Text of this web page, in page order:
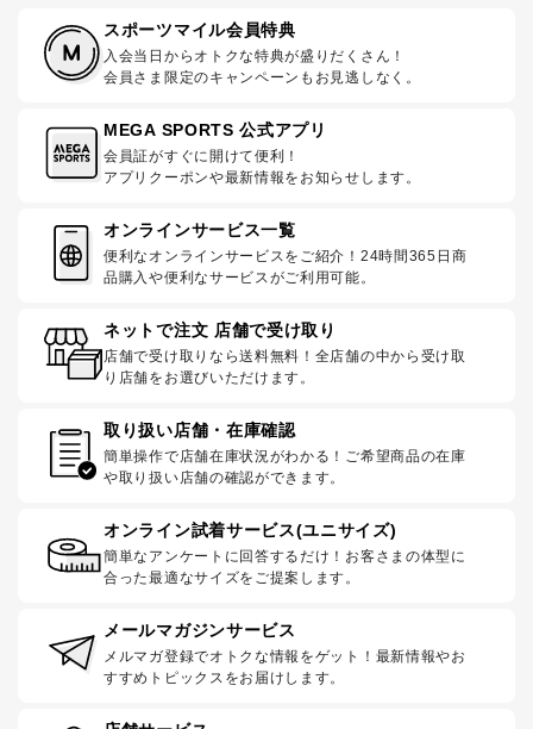
スポーツマイル会員特典
入会当日からオトクな特典が盛りだくさん！
会員さま限定のキャンペーンもお見逃しなく。
MEGA SPORTS 公式アプリ
会員証がすぐに開けて便利！
アプリクーポンや最新情報をお知らせします。
オンラインサービス一覧
便利なオンラインサービスをご紹介！24時間365日商
品購入や便利なサービスがご利用可能。
ネットで注文 店舗で受け取り
店舗で受け取りなら送料無料！全店舗の中から受け取
り店舗をお選びいただけます。
取り扱い店舗・在庫確認
簡単操作で店舗在庫状況がわかる！ご希望商品の在庫
や取り扱い店舗の確認ができます。
オンライン試着サービス(ユニサイズ)
簡単なアンケートに回答するだけ！お客さまの体型に
合った最適なサイズをご提案します。
メールマガジンサービス
メルマガ登録でオトクな情報をゲット！最新情報やお
すすめトピックスをお届けします。